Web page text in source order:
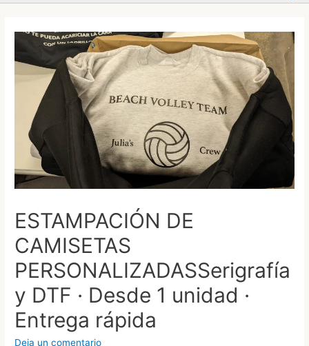
ESTAMPACIÓN DE
CAMISETAS
PERSONALIZADASSerigrafía
y DTF · Desde 1 unidad ·
Entrega rápida
Deja un comentario